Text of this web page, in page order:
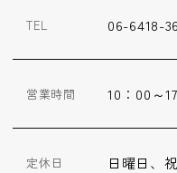
TEL 06-6418-
営業時間 10：00～
定休日 日曜日、